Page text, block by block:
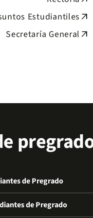
Estudiantiles arrow_outward
Secretaría General arrow_outward
de Pregrado
de Pregrado